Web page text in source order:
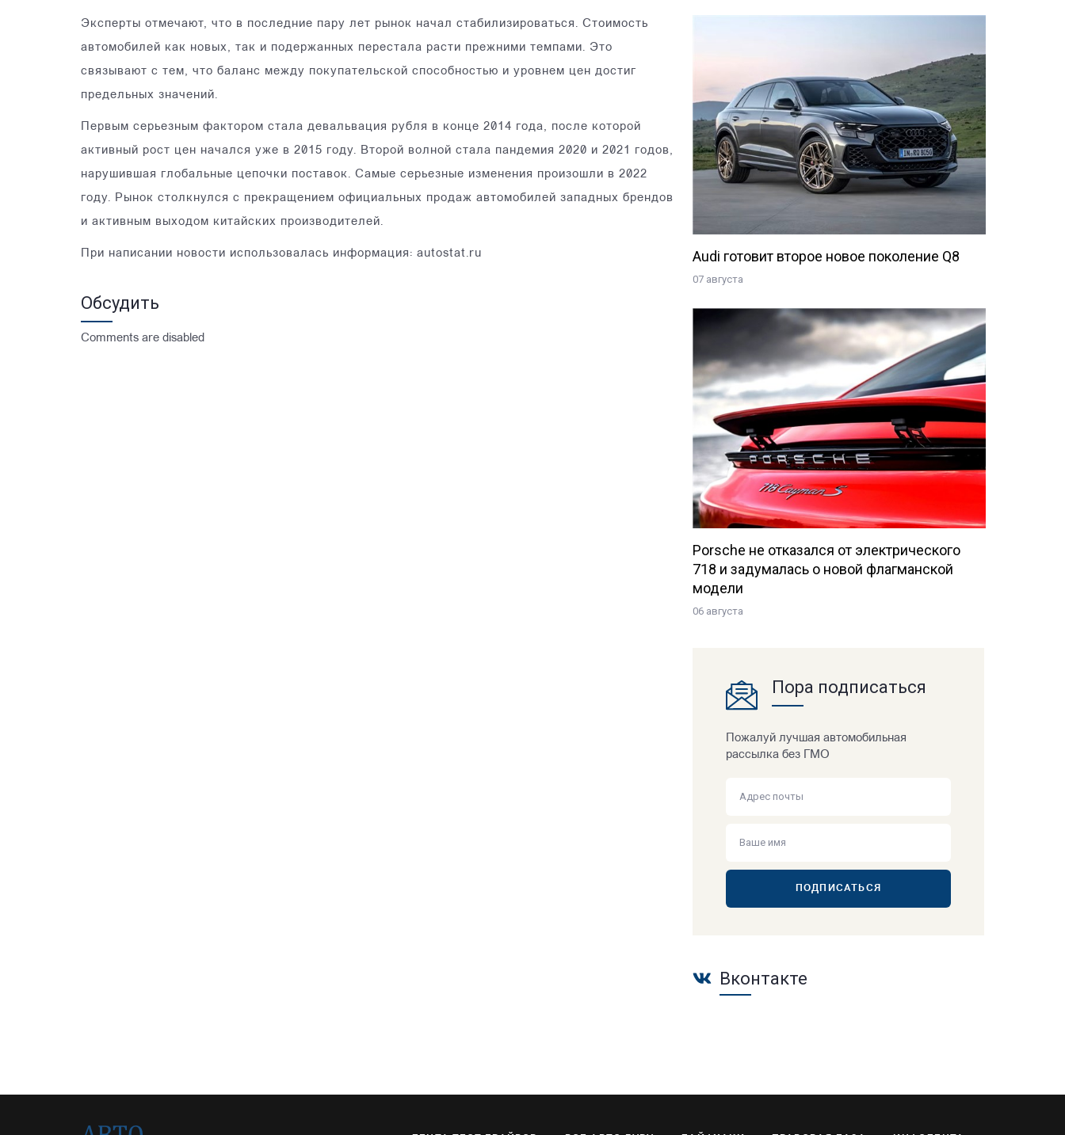
Эксперты отмечают, что в последние пару лет рынок начал стабилизироваться. Стоимость
автомобилей как новых, так и подержанных перестала расти прежними темпами. Это
связывают с тем, что баланс между покупательской способностью и уровнем цен достиг
предельных значений.
Первым серьезным фактором стала девальвация рубля в конце 2014 года, после которой
активный рост цен начался уже в 2015 году. Второй волной стала пандемия 2020 и 2021 годов,
нарушившая глобальные цепочки поставок. Самые серьезные изменения произошли в 2022
году. Рынок столкнулся с прекращением официальных продаж автомобилей западных брендов
и активным выходом китайских производителей.
При написании новости использовалась информация: autostat.ru
Обсудить
Comments are disabled
Audi готовит второе новое поколение Q8
07 августа
Porsche не отказался от электрического
718 и задумалась о новой флагманской
модели
06 августа
Пора подписаться
Пожалуй лучшая автомобильная
рассылка без ГМО
ПОДПИСАТЬСЯ
Вконтакте